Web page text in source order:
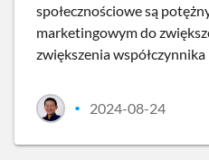
społecznościowe są
marketingowym do
zwiększenia
• 2024-08-24